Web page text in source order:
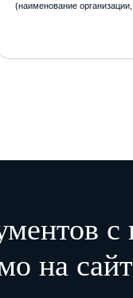
(наименование
3. Организация
на